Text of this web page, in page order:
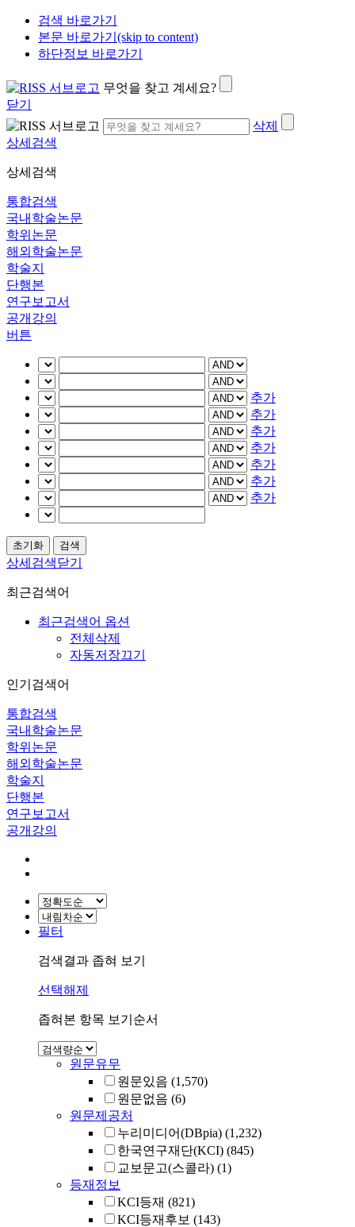
검색 바로가기
본문 바로가기(skip to content)
하단정보 바로가기
무엇을 찾고 계세요?
닫기
삭제
상세검색
상세검색
통합검색
국내학술논문
학위논문
해외학술논문
학술지
단행본
연구보고서
공개강의
버튼
추가
추가
추가
추가
추가
추가
추가
상세검색닫기
최근검색어
최근검색어 옵션
전체삭제
자동저장끄기
인기검색어
통합검색
국내학술논문
학위논문
해외학술논문
학술지
단행본
연구보고서
공개강의
필터
검색결과 좁혀 보기
선택해제
좁혀본 항목 보기순서
원문유무
원문있음 (1,570)
원문없음 (6)
원문제공처
누리미디어(DBpia) (1,232)
한국연구재단(KCI) (845)
교보문고(스콜라) (1)
등재정보
KCI등재 (821)
KCI등재후보 (143)